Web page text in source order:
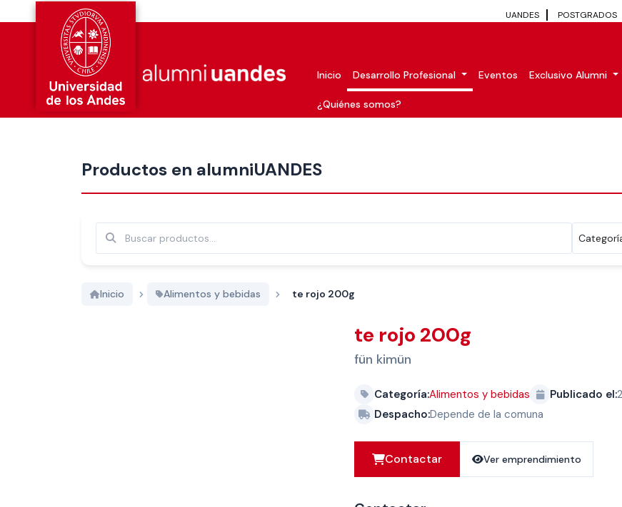
UANDES POSTGRADOS
Inicio Desarrollo Profesional Eventos Exclusivo Alumni
¿Quiénes somos?
Productos en alumniUANDES
Inicio
Alimentos y bebidas te rojo 200g
te rojo 200g
fün kimün
Categoría:Alimentos y bebidas Publicado el:
Despacho:Depende de la comuna
Contactar Ver emprendimiento
Más nuevos